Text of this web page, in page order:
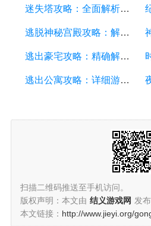
迷失塔攻略：全面解析迷失塔游戏的攻略技巧和秘籍
逃脱神秘宫殿攻略：解谜、寻找线索、战胜挑战
逃出豪宅攻略：精确解谜、找寻线索、突破难关
逃出公寓攻略：详细游戏攻略方面的描述
扫描二维码推送至手机访问。
版权声明：本文由 结义游戏网 发
本文链接： http://www.jieyi.org/